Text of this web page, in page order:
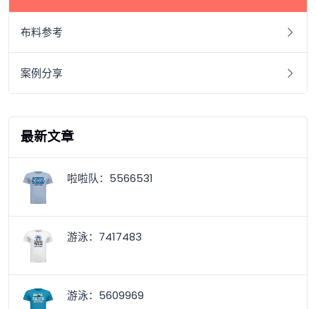
布料参考
案例分享
最新文章
啦啦队：5566531
游泳：7417483
游泳：5609969